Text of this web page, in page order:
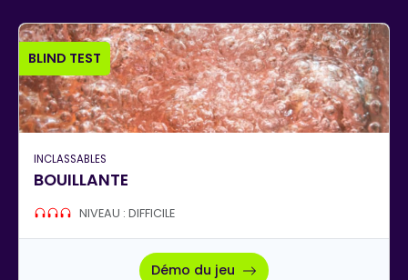
BLIND TEST
INCLASSABLES
BOUILLANTE
NIVEAU : DIFFICILE
Démo du jeu